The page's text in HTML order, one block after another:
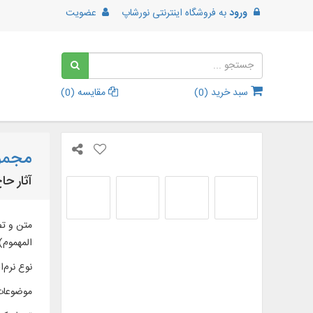
ورودبه فروشگاه اینترنتی نورشاپ عضویت
سبد خرید (0
) مقایسه (0
)
آثار
نوع